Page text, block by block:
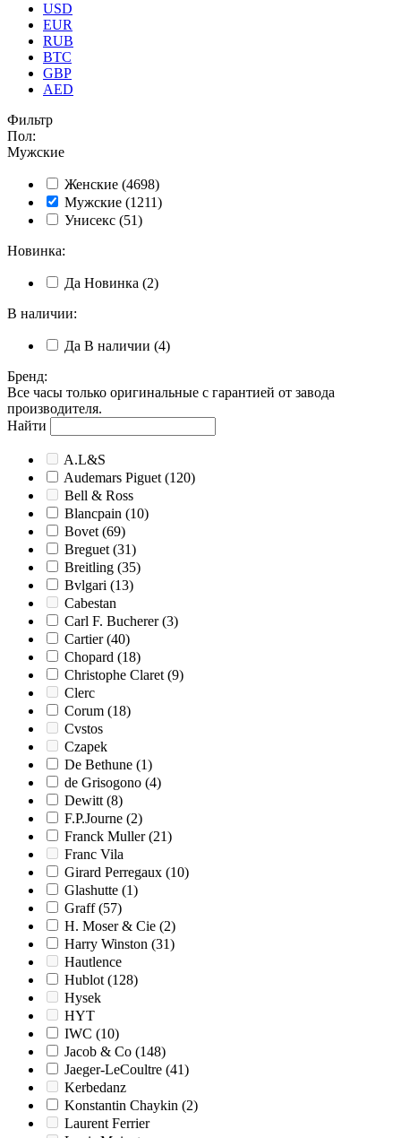
USD
EUR
RUB
BTC
GBP
AED
Фильтр
Пол:
Мужские
Женские (4698)
Мужские (1211)
Унисекс (51)
Новинка:
Да Новинка (2)
В наличии:
Да В наличии (4)
Бренд:
Все часы только оригинальные с гарантией от завода
производителя.
Найти
A.L&S
Audemars Piguet (120)
Bell & Ross
Blancpain (10)
Bovet (69)
Breguet (31)
Breitling (35)
Bvlgari (13)
Cabestan
Carl F. Bucherer (3)
Cartier (40)
Chopard (18)
Christophe Claret (9)
Clerc
Corum (18)
Cvstos
Czapek
De Bethune (1)
de Grisogono (4)
Dewitt (8)
F.P.Journe (2)
Franck Muller (21)
Franc Vila
Girard Perregaux (10)
Glashutte (1)
Graff (57)
H. Moser & Cie (2)
Harry Winston (31)
Hautlence
Hublot (128)
Hysek
HYT
IWC (10)
Jacob & Co (148)
Jaeger-LeCoultre (41)
Kerbedanz
Konstantin Chaykin (2)
Laurent Ferrier